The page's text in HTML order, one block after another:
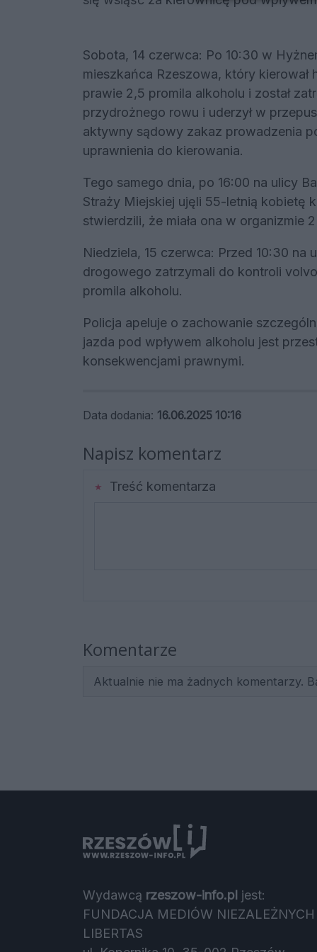
Sobota, 14 czerwca: Po 10:30 w
mieszkańca Rzeszowa, który kierował
prawie 2,5 promila alkoholu i został
przydrożnego rowu i uderzył w
aktywny sądowy zakaz prowadzenia
uprawnienia do kierowania.
Tego samego dnia, po 16:00 na ulicy
Straży Miejskiej ujęli 55-letnią kobietę
stwierdzili, że miała ona w organizmie
Niedziela, 15 czerwca: Przed 10:30 na
drogowego zatrzymali do kontroli
promila alkoholu.
Policja apeluje o zachowanie
jazda pod wpływem alkoholu jest
konsekwencjami prawnymi.
Data dodania: 16.06.2025 10:16
Napisz komentarz
Treść komentarza
Komentarze
Aktualnie nie ma żadnych komentarzy.
Wydawcą rzeszow-info.pl jest:
FUNDACJA MEDIÓW NIEZALEŻNYCH
LIBERTAS